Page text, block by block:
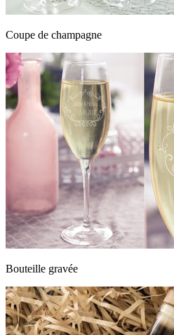
Coupe de champagne
Bouteille gravée